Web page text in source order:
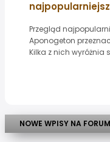
Przegląd
Aponogeton
Kilka z nich wyróżnia
NOWE WPISY NA FORUM